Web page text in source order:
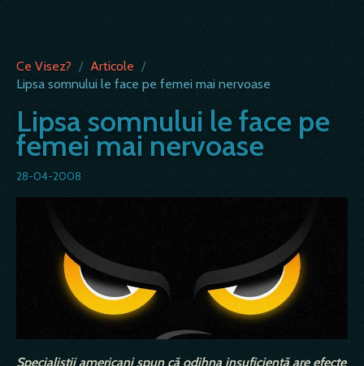
Ce Visez? / Articole /
Lipsa somnului le face pe femei mai nervoase
Lipsa somnului le face pe
femei mai nervoase
28-04-2008
Specialiştii americani spun că odihna insuficientă are efecte